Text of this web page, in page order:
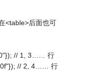
<table>后面也可
// 1, 3…… 行
// 2, 4…… 行